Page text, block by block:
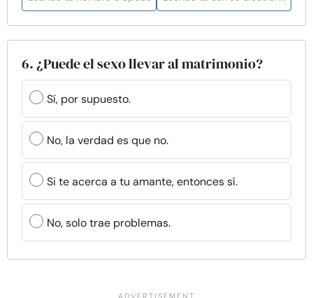
6. ¿Puede el sexo llevar al matrimonio?
Sí, por supuesto.
No, la verdad es que no.
Si te acerca a tu amante, entonces sí.
No, solo trae problemas.